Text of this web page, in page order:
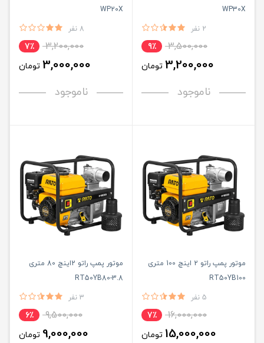
WP30X
2 نفر
3,500,000 9٪
3,200,000 تومان
ناموجود
WP20X
8 نفر
3,200,000 7٪
3,000,000 تومان
ناموجود
موتور پمپ راتو 2 اینچ 100 متری
RT50YB100
5 نفر
16,000,000 7٪
15,000,000 تومان
موتور پمپ راتو 2اینچ 80 متری
RT50YB80-3.8
3 نفر
9,500,000 6٪
9,000,000 تومان